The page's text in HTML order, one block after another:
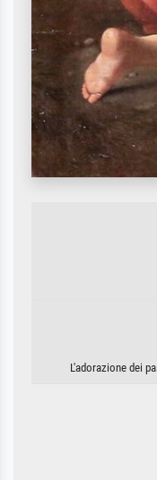
L'adorazione dei